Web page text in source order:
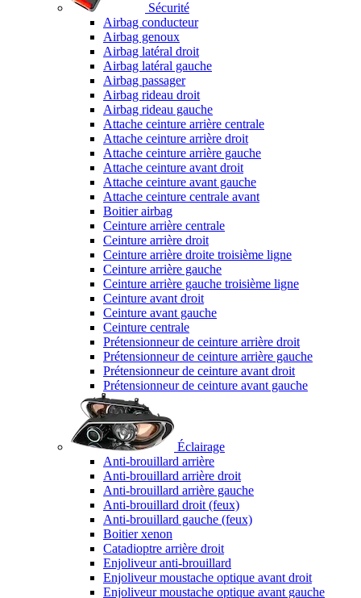
Sécurité
Airbag conducteur
Airbag genoux
Airbag latéral droit
Airbag latéral gauche
Airbag passager
Airbag rideau droit
Airbag rideau gauche
Attache ceinture arrière centrale
Attache ceinture arrière droit
Attache ceinture arrière gauche
Attache ceinture avant droit
Attache ceinture avant gauche
Attache ceinture centrale avant
Boitier airbag
Ceinture arrière centrale
Ceinture arrière droit
Ceinture arrière droite troisième ligne
Ceinture arrière gauche
Ceinture arrière gauche troisième ligne
Ceinture avant droit
Ceinture avant gauche
Ceinture centrale
Prétensionneur de ceinture arrière droit
Prétensionneur de ceinture arrière gauche
Prétensionneur de ceinture avant droit
Prétensionneur de ceinture avant gauche
Éclairage
Anti-brouillard arrière
Anti-brouillard arrière droit
Anti-brouillard arrière gauche
Anti-brouillard droit (feux)
Anti-brouillard gauche (feux)
Boitier xenon
Catadioptre arrière droit
Enjoliveur anti-brouillard
Enjoliveur moustache optique avant droit
Enjoliveur moustache optique avant gauche